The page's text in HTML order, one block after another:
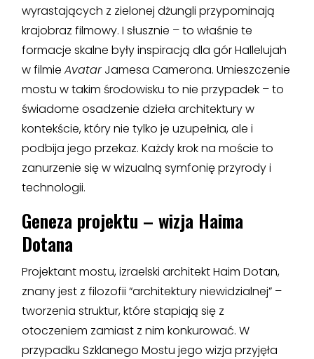
wyrastających z zielonej dżungli przypominają
krajobraz filmowy. I słusznie – to właśnie te
formacje skalne były inspiracją dla gór Hallelujah
w filmieAvatar Jamesa Camerona. Umieszczenie
mostu w takim środowisku to nie przypadek – to
świadome osadzenie dzieła architektury w
kontekście, który nie tylko je uzupełnia, ale i
podbija jego przekaz. Każdy krok na moście to
zanurzenie się w wizualną symfonię przyrody i
technologii.
Geneza projektu – wizja Haima
Dotana
Projektant mostu, izraelski architekt Haim Dotan,
znany jest z filozofii “architektury niewidzialnej” –
tworzenia struktur, które stapiają się z
otoczeniem zamiast z nim konkurować. W
przypadku Szklanego Mostu jego wizja przyjęła